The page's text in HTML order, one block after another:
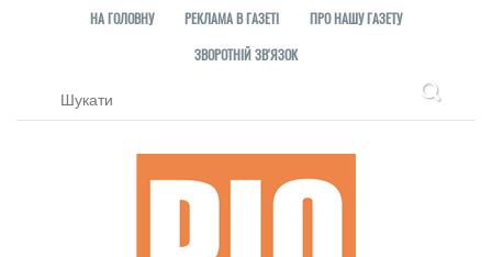
НА ГОЛОВНУ РЕКЛАМА В ГАЗЕТІ
ПРО НАШУ ГАЗЕТУ
ЗВОРОТНІЙ ЗВ'ЯЗОК